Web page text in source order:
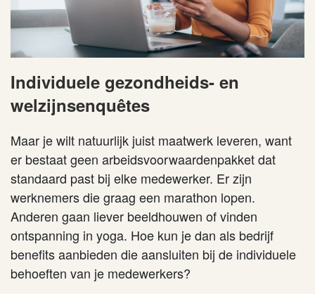
Individuele gezondheids- en
welzijnsenquêtes
Maar je wilt natuurlijk juist maatwerk leveren, want
er bestaat geen arbeidsvoorwaardenpakket dat
standaard past bij elke medewerker. Er zijn
werknemers die graag een marathon lopen.
Anderen gaan liever beeldhouwen of vinden
ontspanning in yoga. Hoe kun je dan als bedrijf
benefits aanbieden die aansluiten bij de individuele
behoeften van je medewerkers?